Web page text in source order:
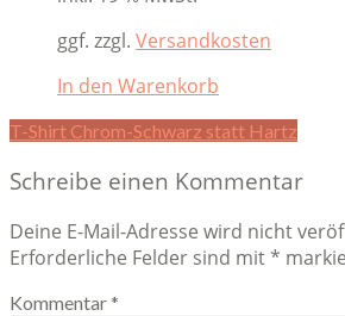
ggf. zzgl. Versandkosten
In den Warenkorb
Beitragsnavigation
T-Shirt Chrom-Schwarz statt Hartz
Schreibe einen Kommentar
Deine E-Mail-Adresse wird nicht
Erforderliche Felder sind mit*
Kommentar*